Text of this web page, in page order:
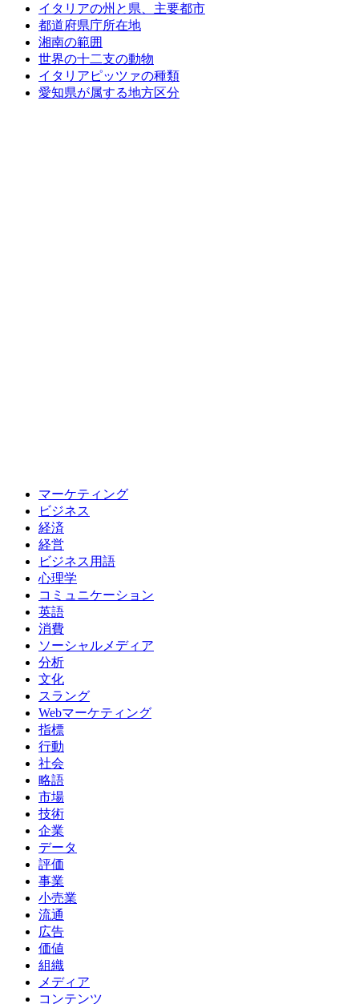
イタリアの州と県、主要都市
都道府県庁所在地
湘南の範囲
世界の十二支の動物
イタリアピッツァの種類
愛知県が属する地方区分
マーケティング
ビジネス
経済
経営
ビジネス用語
心理学
コミュニケーション
英語
消費
ソーシャルメディア
分析
文化
スラング
Webマーケティング
指標
行動
社会
略語
市場
技術
企業
データ
評価
事業
小売業
流通
広告
価値
組織
メディア
コンテンツ